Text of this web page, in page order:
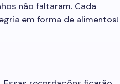
não faltaram. Cada
em forma de alimentos!